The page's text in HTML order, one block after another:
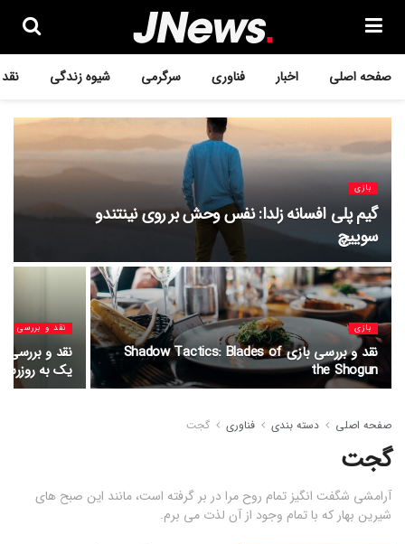
صفحه اصلی اخبار فناوری سرگرمی شیوه زندگی
بازی
گیم پلی افسانه زلدا: نفس وحش بر روی نینتندو
سوییچ
بازی
نقد و بررسی بازی Shadow Tactics: Blades of
the Shogun
نقد و بررسی
یک به
صفحه اصلی دسته بندی فناوری گجت
گجت
آرامشی شگفت انگیز تمام روح مرا در بر گرفته است، مانند این صبح های
شیرین بهار که با تمام وجود از آن لذت می برم.